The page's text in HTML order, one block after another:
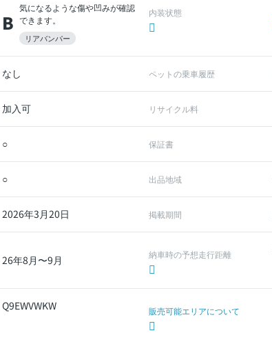
B
気になるような傷や凹みが確認
できます。
リアバンパー
内装状態
なし ペットの乗車履歴
加入可 リサイクル料
○ 保証書
○ 出品地域
2026年3月20日 掲載期間
26年8月〜9月 納車時の予想走行距離
Q9EWVWKW 販売可能エリアについて